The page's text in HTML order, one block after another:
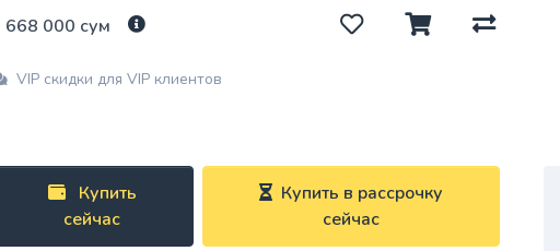
Spreylar
Klaviaturalar
Kabellar
USB-
668 000 сум
VIP скидки для VIP клиентов
Купить
сейчас
Купить в рассрочку
сейчас